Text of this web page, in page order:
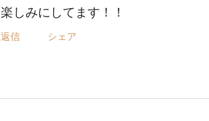
楽しみにしてます！！
返信 シェア